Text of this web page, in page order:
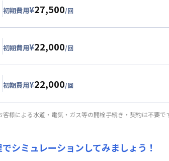
/日)
/日)
（税抜）
初期費用¥27,500/回
/日)
/日)
（税抜）
初期費用¥22,000/回
/日)
初期費用¥22,000/回
/日) (税抜)
様による水道・電気・ガス等の開栓手続き・契約は不要で
シミュレーションしてみましょう！